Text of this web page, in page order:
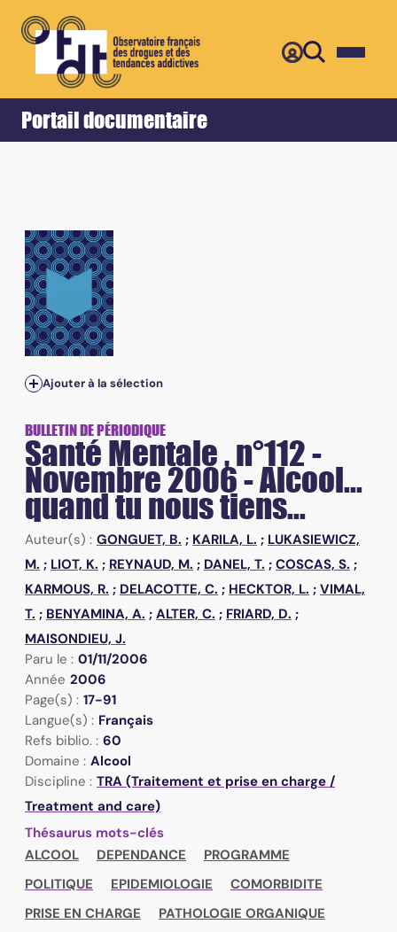
Portail documentaire
Accueil Retour
n°112 - Novembre 2006 - Alcool... quand tu nous tiens...
Ajouter à la sélection
BULLETIN DE PÉRIODIQUE
Santé Mentale , n°112 -
Novembre 2006 - Alcool...
quand tu nous tiens...
Auteur(s) : GONGUET, B. ; KARILA, L. ; LUKASIEWICZ,
M. ; LIOT, K. ; REYNAUD, M. ; DANEL, T. ; COSCAS, S. ;
KARMOUS, R. ; DELACOTTE, C. ; HECKTOR, L. ; VIMAL,
T. ; BENYAMINA, A. ; ALTER, C. ; FRIARD, D. ;
MAISONDIEU, J.
Paru le : 01/11/2006
Année 2006
Page(s) : 17-91
Langue(s) : Français
Refs biblio. : 60
Domaine : Alcool
Discipline : TRA (Traitement et prise en charge /
Treatment and care)
Thésaurus mots-clés
ALCOOL
DEPENDANCE
PROGRAMME
POLITIQUE
EPIDEMIOLOGIE
COMORBIDITE
PRISE EN CHARGE
PATHOLOGIE ORGANIQUE